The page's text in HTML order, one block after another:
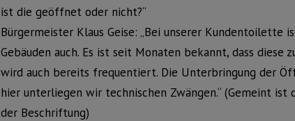
ist die geöffnet oder nicht?“
Bürgermeister Klaus Geise: „Bei unserer
Gebäuden auch. Es ist seit Monaten bekannt, dass
wird auch bereits frequentiert. Die Unterbringung der
hier unterliegen wir technischen Zwängen.“ (Gemeint
der Beschriftung)